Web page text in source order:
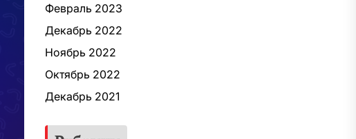
Февраль 2023
Декабрь 2022
Ноябрь 2022
Октябрь 2022
Декабрь 2021